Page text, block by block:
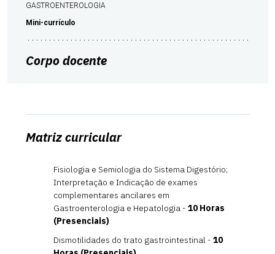
GASTROENTEROLOGIA
Mini-currículo
Corpo docente
Matriz curricular
Fisiologia e Semiologia do Sistema Digestório;
Interpretação e Indicação de exames
complementares ancilares em
Gastroenterologia e Hepatologia - 10 Horas
(Presenciais)
Dismotilidades do trato gastrointestinal - 10